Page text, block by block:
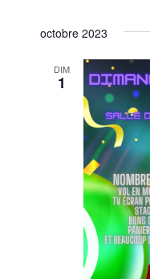
octobre 2023
DIM
1